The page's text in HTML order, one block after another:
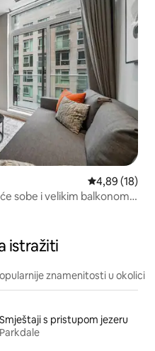
Prosječna
4,89 (18)
sobe i velikim balkonom u
istražiti
znamenitosti u okolici
Smještaji s pristupom jezeru
Parkdale